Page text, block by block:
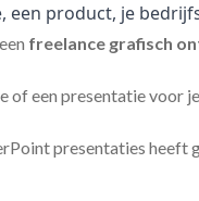
product, je
een freelance grafisch
of een presentatie voor
presentaties heeft